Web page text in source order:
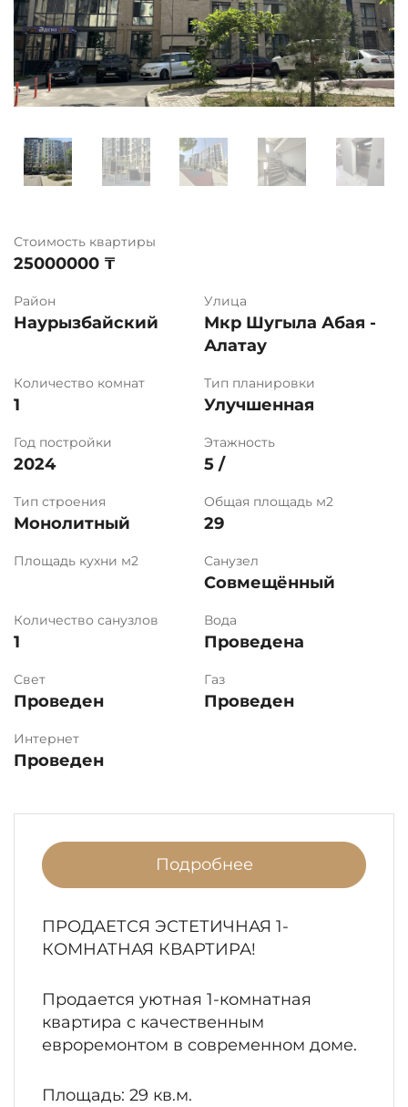
Стоимость квартиры
25000000 ₸
Район
Наурызбайский
Улица
Мкр Шугыла Абая -
Алатау
Количество комнат
1
Тип планировки
Улучшенная
Год постройки
2024
Этажность
5 /
Тип строения
Монолитный
Общая площадь м2
29
Площадь кухни м2 Санузел
Совмещённый
Количество санузлов
1
Вода
Проведена
Свет
Проведен
Газ
Проведен
Интернет
Проведен
Подробнее
ПРОДАЕТСЯ ЭСТЕТИЧНАЯ 1-
КОМНАТНАЯ КВАРТИРА!
Продается уютная 1-комнатная
квартира с качественным
евроремонтом в современном доме.
Площадь: 29 кв.м.